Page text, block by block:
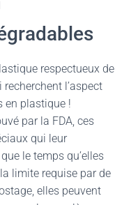
respectueux de
l’aspect
en plastique !
par la FDA, ces
qui leur
le temps qu’elles
limite requise par de
elles peuvent